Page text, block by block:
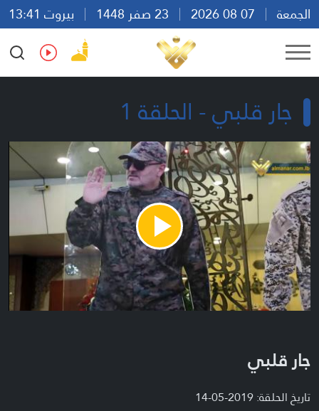
الجمعة
بيروت 13:41
Ar
En Fr Es
جار قلبي - الحلقة 1
Play
Video
جار قلبي
تاريخ الحلقة: 2019-05-14